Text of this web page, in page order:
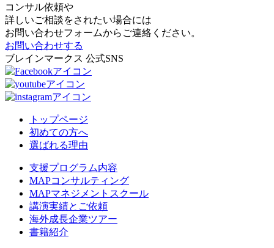
コンサル依頼や
詳しいご相談をされたい場合には
お問い合わせフォームからご連絡ください。
お問い合わせする
ブレインマークス 公式SNS
トップページ
初めての方へ
選ばれる理由
支援プログラム内容
MAPコンサルティング
MAPマネジメントスクール
講演実績とご依頼
海外成長企業ツアー
書籍紹介